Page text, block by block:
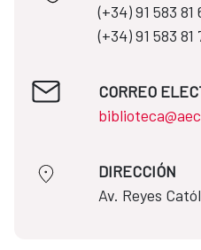
(+34) 91 583 81
(+34) 91 583 81
CORREO
DIRECCIÓN
​​​​​​​Av. Reyes